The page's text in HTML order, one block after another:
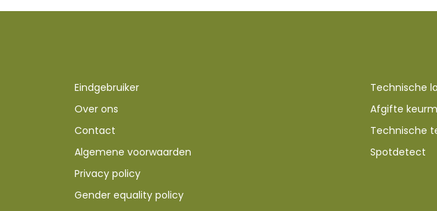
Eindgebruiker
Over ons
Contact
Algemene voorwaarden
Privacy policy
Gender equality policy
Technische
Afgifte
Technische
Spotdetect